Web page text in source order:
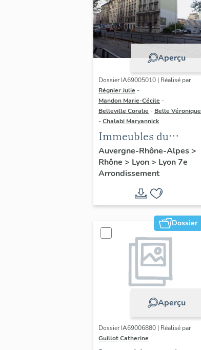
Aperçu
Dossier IA69005010 | Réalisé par
Régnier Julie -
Mandon Marie-Cécile -
Belleville Coralie - Belle Véronique
-Chalabi Maryannick
Immeubles du
secteur d'étude La
Guillotière
Auvergne-Rhône-Alpes>
Rhône > Lyon> Lyon 7e
Arrondissement
Dossier
Aperçu
Dossier IA69006880 | Réalisé par
Guillot Catherine